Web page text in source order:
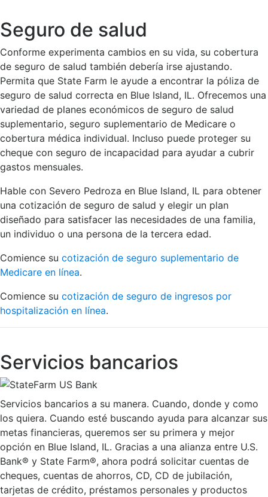
Seguro de salud
Conforme experimenta cambios en su vida, su cobertura
de seguro de salud también debería irse ajustando.
Permita que State Farm le ayude a encontrar la póliza de
seguro de salud correcta en Blue Island, IL. Ofrecemos una
variedad de planes económicos de seguro de salud
suplementario, seguro suplementario de Medicare o
cobertura médica individual. Incluso puede proteger su
cheque con seguro de incapacidad para ayudar a cubrir
gastos mensuales.
Hable con Severo Pedroza en Blue Island, IL para obtener
una cotización de seguro de salud y elegir un plan
diseñado para satisfacer las necesidades de una familia,
un individuo o una persona de la tercera edad.
Comience su cotización de seguro suplementario de
Medicare en línea.
Comience su cotización de seguro de ingresos por
hospitalización en línea.
Servicios bancarios
Servicios bancarios a su manera. Cuando, donde y como
los quiera. Cuando esté buscando ayuda para alcanzar sus
metas financieras, queremos ser su primera y mejor
opción en Blue Island, IL. Gracias a una alianza entre U.S.
Bank® y State Farm®, ahora podrá solicitar cuentas de
cheques, cuentas de ahorros, CD, CD de jubilación,
tarjetas de crédito, préstamos personales y productos